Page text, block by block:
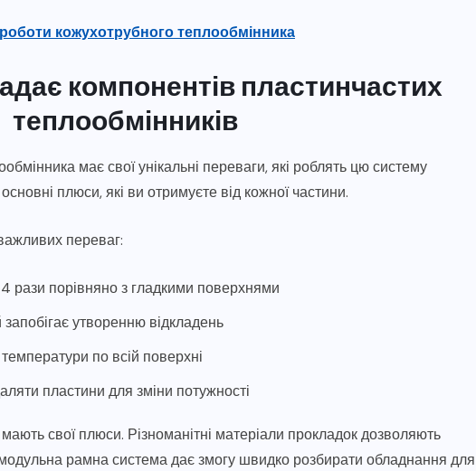
кожухотрубного теплообмінника
компонентів пластинчастих
теплообмінників
має свої унікальні переваги, які роблять цю систему
плюси, які ви отримуєте від кожної частини.
переваг:
рази порівняно з гладкими поверхнями
утворенню відкладень
по всій поверхні
пластини для зміни потужності
свої плюси. Різноманітні матеріали прокладок дозволяють
рамна система дає змогу швидко розбирати обладнання для